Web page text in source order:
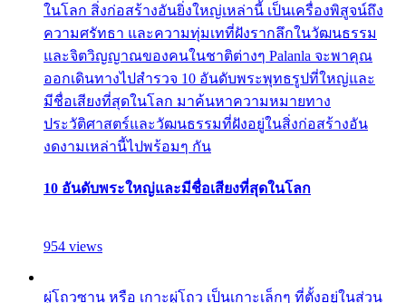
ในโลก สิ่งก่อสร้างอันยิ่งใหญ่เหล่านี้ เป็นเครื่องพิสูจน์ถึง
ความศรัทธา และความทุ่มเทที่ฝังรากลึกในวัฒนธรรม
และจิตวิญญาณของคนในชาติต่างๆ Palanla จะพาคุณ
ออกเดินทางไปสำรวจ 10 อันดับพระพุทธรูปที่ใหญ่และ
มีชื่อเสียงที่สุดในโลก มาค้นหาความหมายทาง
ประวัติศาสตร์และวัฒนธรรมที่ฝังอยู่ในสิ่งก่อสร้างอัน
งดงามเหล่านี้ไปพร้อมๆ กัน
10 อันดับพระใหญ่และมีชื่อเสียงที่สุดในโลก
954 views
ผู่โถวซาน หรือ เกาะผู่โถว เป็นเกาะเล็กๆ ที่ตั้งอยู่ในส่วน